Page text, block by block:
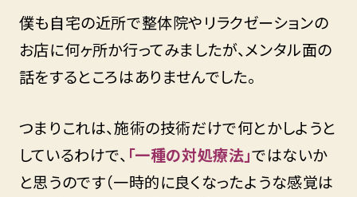
僕も自宅の近所で整体院やリラクゼーションの
お店に何ヶ所か行ってみましたが、メンタル面の
話をするところはありませんでした。
つまりこれは、施術の技術だけで何とかしようと
しているわけで、 「一種の対処療法」ではないか
と思うのです（一時的に良くなったような感覚は